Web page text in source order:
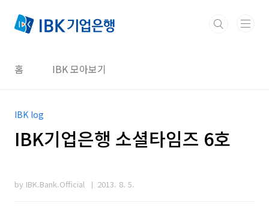
홈 IBK 모아보기
IBK log
IBK기업은행 소셜타임즈 6호
by IBK.Bank.Official 2013. 8. 5.